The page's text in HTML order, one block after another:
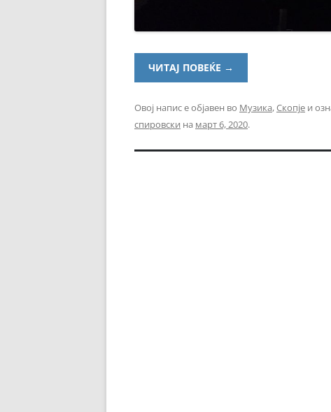
ЧИТАЈ ПОВЕЌЕ →
Овој напис е објавен во Музика,Скопје и
спировски на март 6, 2020.